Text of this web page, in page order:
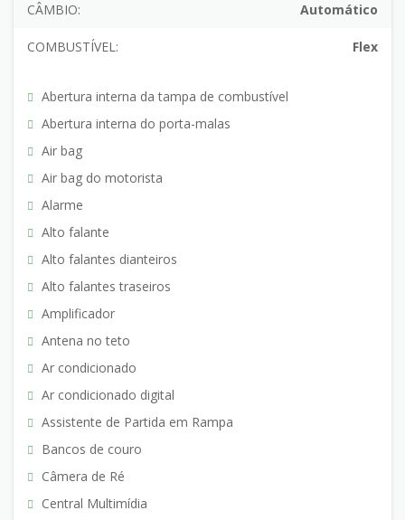
CÂMBIO: Automático
COMBUSTÍVEL: Flex
Abertura interna da tampa de combustível
Abertura interna do porta-malas
Air bag
Air bag do motorista
Alarme
Alto falante
Alto falantes dianteiros
Alto falantes traseiros
Amplificador
Antena no teto
Ar condicionado
Ar condicionado digital
Assistente de Partida em Rampa
Bancos de couro
Câmera de Ré
Central Multimídia